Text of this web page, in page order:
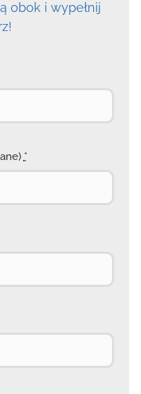
obok i wypełnij
*